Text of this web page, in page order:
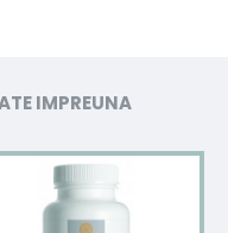
IMPREUNA